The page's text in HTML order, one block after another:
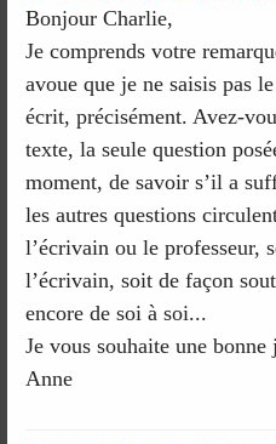
Bonjour Charlie,
Je comprends votre
avoue que je ne saisis pas
écrit, précisément. Avez-
texte, la seule question
moment, de savoir s’il a
les autres questions
l’écrivain ou le professeur,
l’écrivain, soit de façon
encore de soi à soi...
Je vous souhaite une bonne
Anne